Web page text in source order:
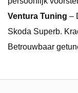
Ventura Tuning –
Skoda Superb.
Betrouwbaar